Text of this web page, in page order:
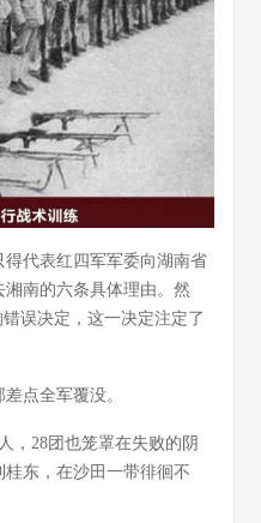
代表红四军军委向湖南省
南的六条具体理由。然
误决定，这一决定注定了
点全军覆没。
，28团也笼罩在失败的阴
东，在沙田一带徘徊不